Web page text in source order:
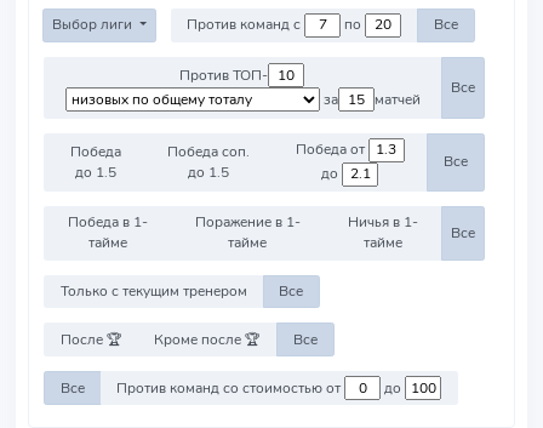
Выбор лиги Против команд с по Все
Против ТОП-
за
матчей
Все
Победа
до 1.5
Победа соп.
до 1.5
Победа от
до
Все
Победа в 1-
тайме
Поражение в 1-
тайме
Ничья в 1-
тайме
Все
Только с текущим тренером Все
После 🏆 Кроме после 🏆 Все
Все Против команд со стоимостью от до